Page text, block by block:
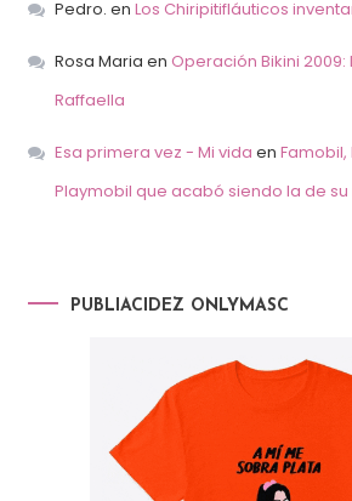
Pedro. en Los Chiripitifláuticos
Rosa Maria en Operación Bikini 2009:
Raffaella
Esa primera vez - Mi vida en
Playmobil que acabó siendo la de
PUBLIACIDEZ ONLYMASC